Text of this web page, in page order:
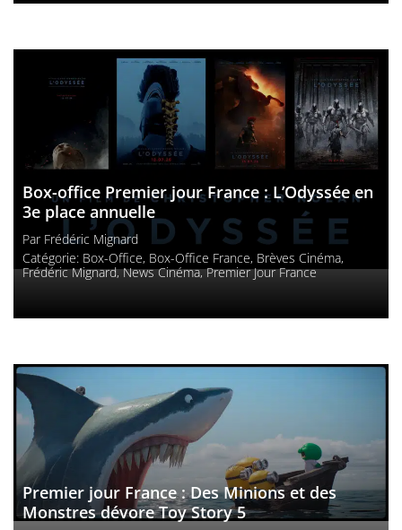
Box-office Premier jour France : L’Odyssée en
3e place annuelle
Par Frédéric Mignard
Catégorie: Box-Office, Box-Office France, Brèves Cinéma,
Frédéric Mignard,News Cinéma,Premier Jour France
Premier jour France : Des Minions et des
Monstres dévore Toy Story 5